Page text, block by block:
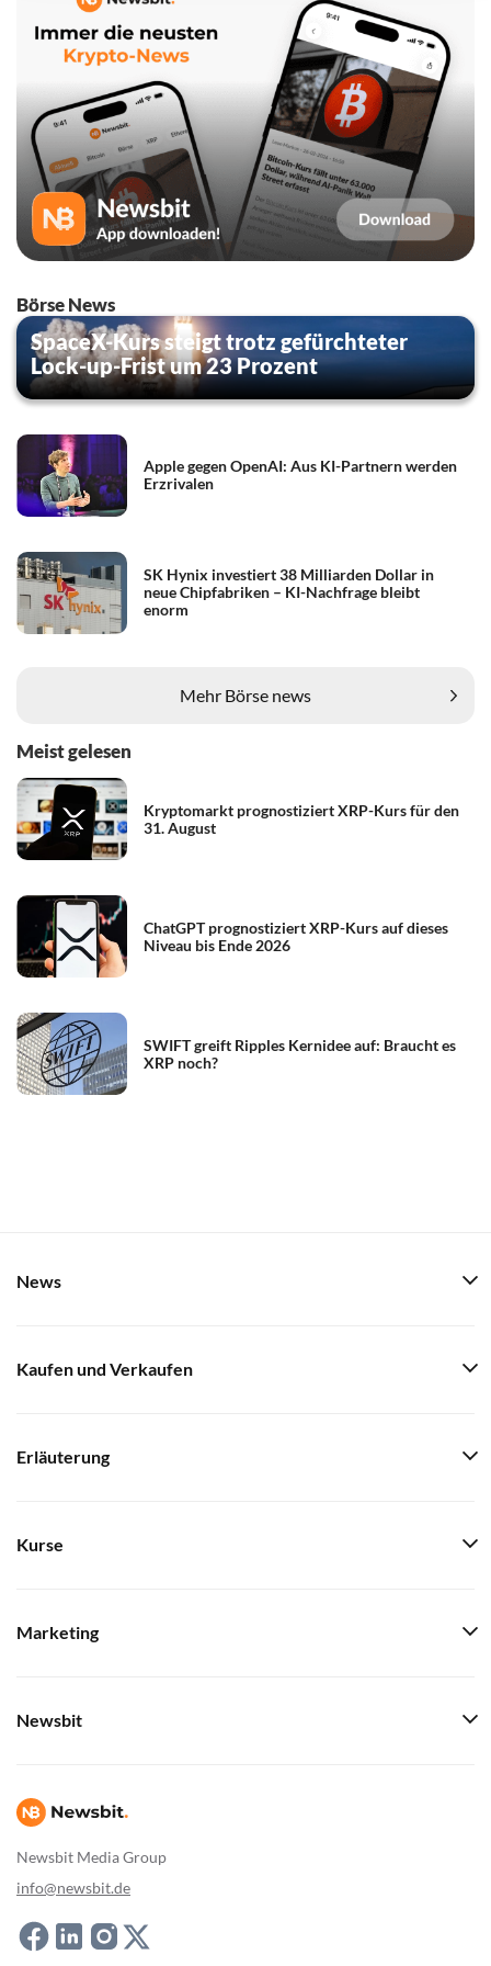
Börse News
SpaceX-Kurs steigt trotz gefürchteter
Lock-up-Frist um 23 Prozent
Apple gegen OpenAI: Aus KI-Partnern werden
Erzrivalen
SK Hynix investiert 38 Milliarden Dollar in
neue Chipfabriken – KI-Nachfrage bleibt
enorm
Mehr Börse news
Meist gelesen
Kryptomarkt prognostiziert XRP-Kurs für den
31. August
ChatGPT prognostiziert XRP-Kurs auf dieses
Niveau bis Ende 2026
SWIFT greift Ripples Kernidee auf: Braucht es
XRP noch?
Newsbit Media Group
info@newsbit.de
News
Kaufen und Verkaufen
Erläuterung
Kurse
Marketing
Newsbit